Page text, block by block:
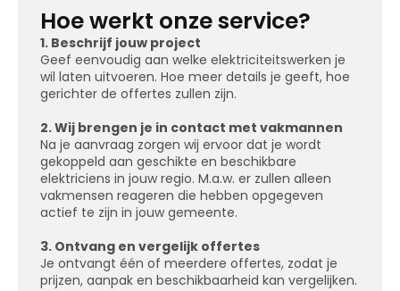
Hoe werkt onze service?
1. Beschrijf jouw project
Geef eenvoudig aan welke elektriciteitswerken je
wil laten uitvoeren. Hoe meer details je geeft, hoe
gerichter de offertes zullen zijn.
2. Wij brengen je in contact met vakmannen
Na je aanvraag zorgen wij ervoor dat je wordt
gekoppeld aan geschikte en beschikbare
elektriciens in jouw regio. M.a.w. er zullen alleen
vakmensen reageren die hebben opgegeven
actief te zijn in jouw gemeente.
3. Ontvang en vergelijk offertes
Je ontvangt één of meerdere offertes, zodat je
prijzen, aanpak en beschikbaarheid kan vergelijken.